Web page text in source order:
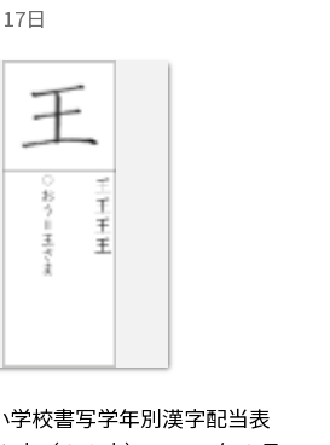
日
学校書写学年別漢字配当表